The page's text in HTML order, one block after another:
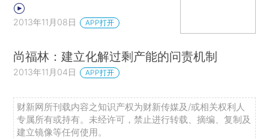
2013年11月08日 APP打开
尚福林：建立化解过剩产能的问责机制
2013年11月04日 APP打开
财新网所刊载内容之知识产权为财新传媒及/或相关权利人
专属所有或持有。未经许可，禁止进行转载、摘编、复制及
建立镜像等任何使用。